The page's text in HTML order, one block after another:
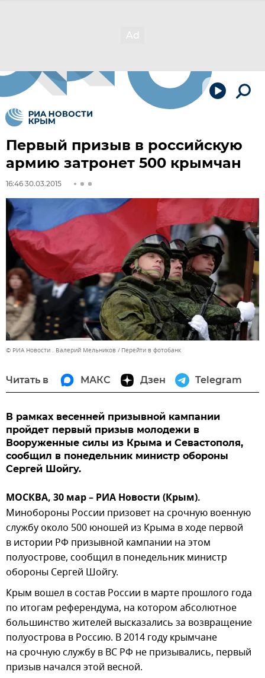
Первый призыв в российскую
армию затронет 500 крымчан
16:46 30.03.2015
© РИА Новости . Валерий Мельников Перейти в фотобанк
Читать в МАКС Дзен Telegram
В рамках весенней призывной кампании
пройдет первый призыв молодежи в
Вооруженные силы из Крыма и Севастополя,
сообщил в понедельник министр обороны
Сергей Шойгу.
МОСКВА, 30 мар – РИА Новости (Крым).
Минобороны России призовет на срочную военную
службу около 500 юношей из Крыма в ходе первой
в истории РФ призывной кампании на этом
полуострове, сообщил в понедельник министр
обороны Сергей Шойгу.
Крым вошел в состав России в марте прошлого года
по итогам референдума, на котором абсолютное
большинство жителей высказались за возвращение
полуострова в Россию. В 2014 году крымчане
на срочную службу в ВС РФ не призывались, первый
призыв начался этой весной.